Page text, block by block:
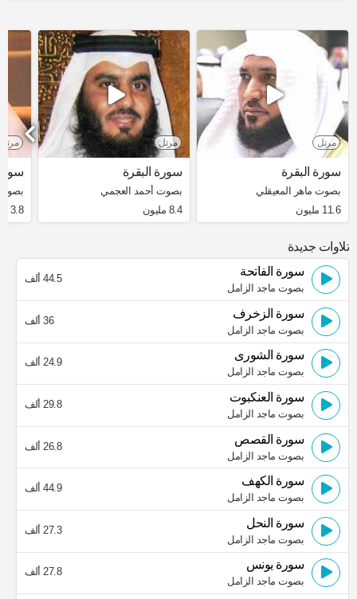
مرتل
سورة البقرة
بصوت ماهر المعيقلي
11.6 مليون
مرتل
سورة البقرة
بصوت أحمد العجمي
8.4 مليون
مرتل
3.8 مليون
تلاوات جديدة
سورة الفاتحة
بصوت ماجد الزامل
44.5 ألف
سورة الزخرف
بصوت ماجد الزامل
36 ألف
سورة الشورى
بصوت ماجد الزامل
24.9 ألف
سورة العنكبوت
بصوت ماجد الزامل
29.8 ألف
سورة القصص
بصوت ماجد الزامل
26.8 ألف
سورة الكهف
بصوت ماجد الزامل
44.9 ألف
سورة النحل
بصوت ماجد الزامل
27.3 ألف
سورة يونس
بصوت ماجد الزامل
27.8 ألف